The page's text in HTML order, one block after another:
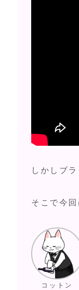
しかしブ
そこで今
コットン